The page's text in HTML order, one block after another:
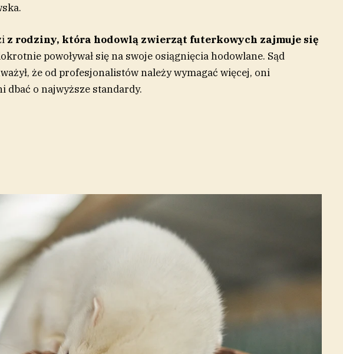
z rodziny, która hodowlą zwierząt futerkowych zajmuje się
powoływał się na swoje osiągnięcia hodowlane. Sąd
że od profesjonalistów należy wymagać więcej, oni
dbać o najwyższe standardy.